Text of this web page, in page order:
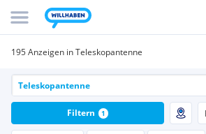
195 Anzeigen in Teleskopantenne
Filtern 1